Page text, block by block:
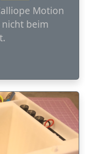
Motion
beim